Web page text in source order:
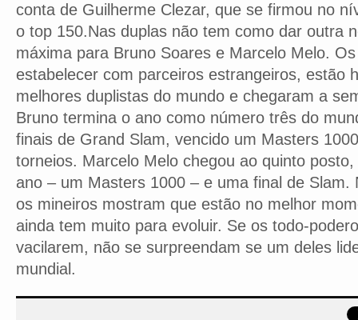
conta de Guilherme Clezar, que se firmou no
o top 150.Nas duplas não tem como dar outra
máxima para Bruno Soares e Marcelo Melo.
estabelecer com parceiros estrangeiros, estão
melhores duplistas do mundo e chegaram a
Bruno termina o ano como número três do
finais de Grand Slam, vencido um Masters
torneios. Marcelo Melo chegou ao quinto
ano – um Masters 1000 – e uma final de Slam.
os mineiros mostram que estão no melhor
ainda tem muito para evoluir. Se os todo-
vacilarem, não se surpreendam se um deles
mundial.